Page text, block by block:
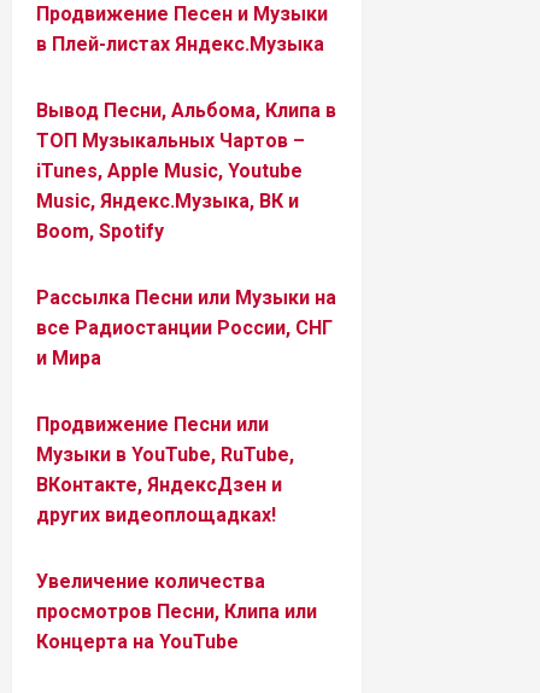
Продвижение Песен и Музыки
в Плей-листах Яндекс.Музыка
Вывод Песни, Альбома, Клипа в
ТОП Музыкальных Чартов –
iTunes, Apple Music, Youtube
Music, Яндекс.Музыка, ВК и
Boom, Spotify
Рассылка Песни или Музыки на
все Радиостанции России, СНГ
и Мира
Продвижение Песни или
Музыки в YouTube, RuTube,
ВКонтакте, ЯндексДзен и
других видеоплощадках!
Увеличение количества
просмотров Песни, Клипа или
Концерта на YouTube